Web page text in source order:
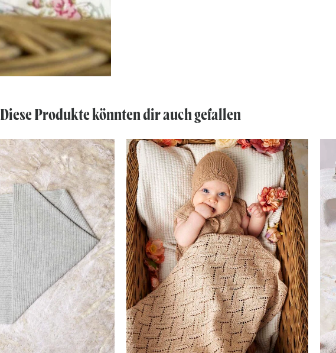
Diese Produkte könnten dir auch gefallen